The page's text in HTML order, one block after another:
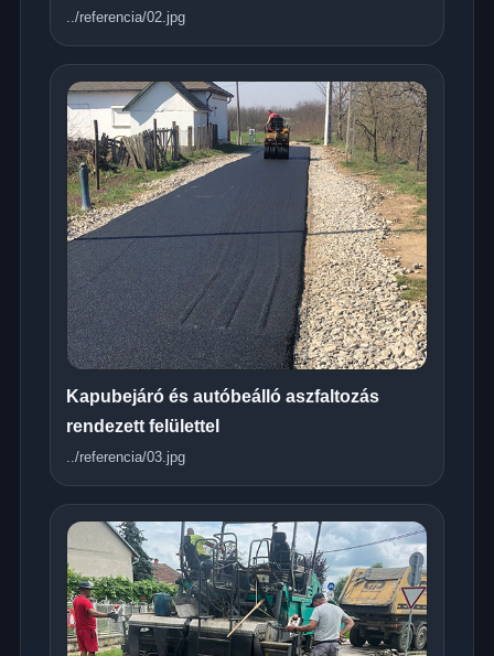
../referencia/02.jpg
Kapubejáró és autóbeálló aszfaltozás
rendezett felülettel
../referencia/03.jpg